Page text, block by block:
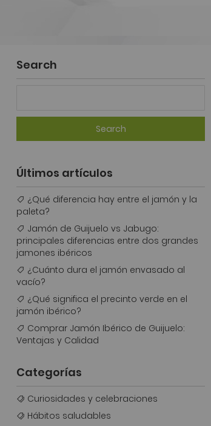
Search
Search
Últimos artículos
¿Qué diferencia hay entre el jamón y la
paleta?
Jamón de Guijuelo vs Jabugo:
principales diferencias entre dos grandes
jamones ibéricos
¿Cuánto dura el jamón envasado al
vacío?
¿Qué significa el precinto verde en el
jamón ibérico?
Comprar Jamón Ibérico de Guijuelo:
Ventajas y Calidad
Categorías
Curiosidades y celebraciones
Hábitos saludables